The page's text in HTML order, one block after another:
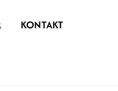
KONTAKT